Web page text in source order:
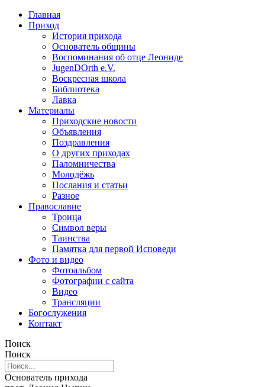
Главная
Приход
История прихода
Основатель общины
Воспоминания об отце Леониде
JugenDOrth e.V.
Воскресная школа
Библиотека
Лавка
Материалы
Приходские новости
Объявления
Поздравления
О других приходах
Паломничества
Молодёжь
Послания и статьи
Разное
Православие
Троица
Символ веры
Таинства
Памятка для первой Исповеди
Фото и видео
Фотоальбом
Фотографии с сайта
Видео
Трансляции
Богослужения
Контакт
Поиск
Поиск
Основатель прихода